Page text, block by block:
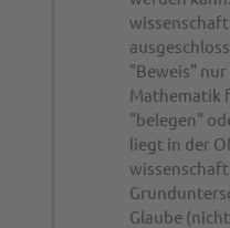
"Beweis"
Mathematik
"belegen"
liegt in der
Glaube